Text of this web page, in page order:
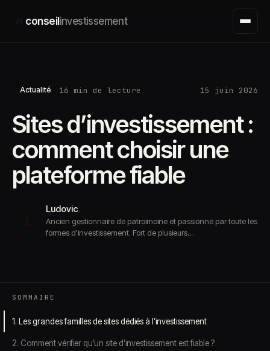
conseilinvestissement
Actualité 16 min de lecture 15 juin 2026
Sites d’investissement :
comment choisir une
plateforme fiable
L
Ludovic
Ancien gestionnaire de patroimoine et passionné par toute les
formes d'investissement. Fort de plusieurs…
SOMMAIRE
1. Les grandes familles de sites dédiés à l’investissement
2. Comment vérifier qu’un site d’investissement est fiable ?